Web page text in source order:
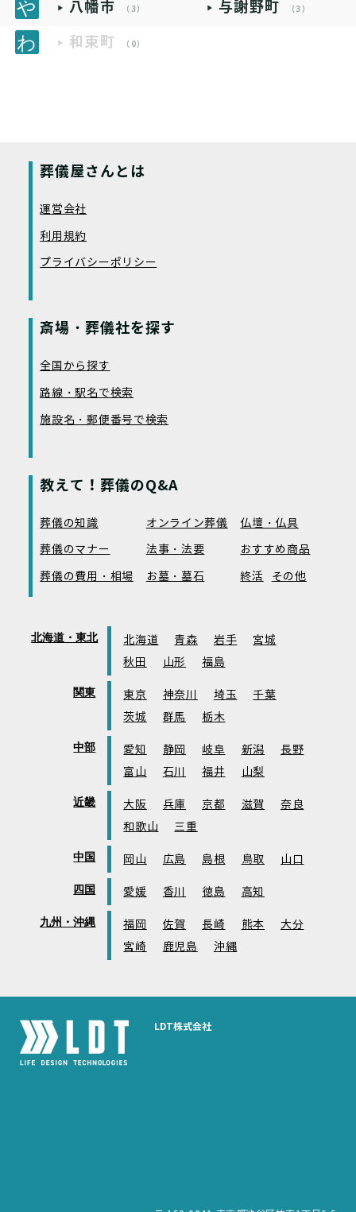
八幡市 （3） 与謝野町 （3）
和束町 （0）
葬儀屋さんとは
運営会社
利用規約
プライバシーポリシー
斎場・葬儀社を探す
全国から探す
路線・駅名で検索
施設名・郵便番号で検索
教えて！葬儀のQ&A
葬儀の知識 オンライン葬儀
仏壇・仏具
葬儀のマナー
法事・法要
おすすめ商品
葬儀の費用・相場
お墓・墓石 終活 その他
北海道・東北 北海道 青森 岩手
宮城
秋田
山形 福島
関東 東京 神奈川 埼玉
千葉
茨城
群馬 栃木
中部 愛知 静岡 岐阜 新潟
長野
富山
石川 福井 山梨
近畿 大阪 兵庫 京都 滋賀
奈良
和歌山
三重
中国 岡山 広島 島根 鳥取 山口
四国 愛媛 香川 徳島 高知
九州・沖縄 福岡 佐賀 長崎 熊本
大分
宮崎
鹿児島 沖縄
LDT株式会社